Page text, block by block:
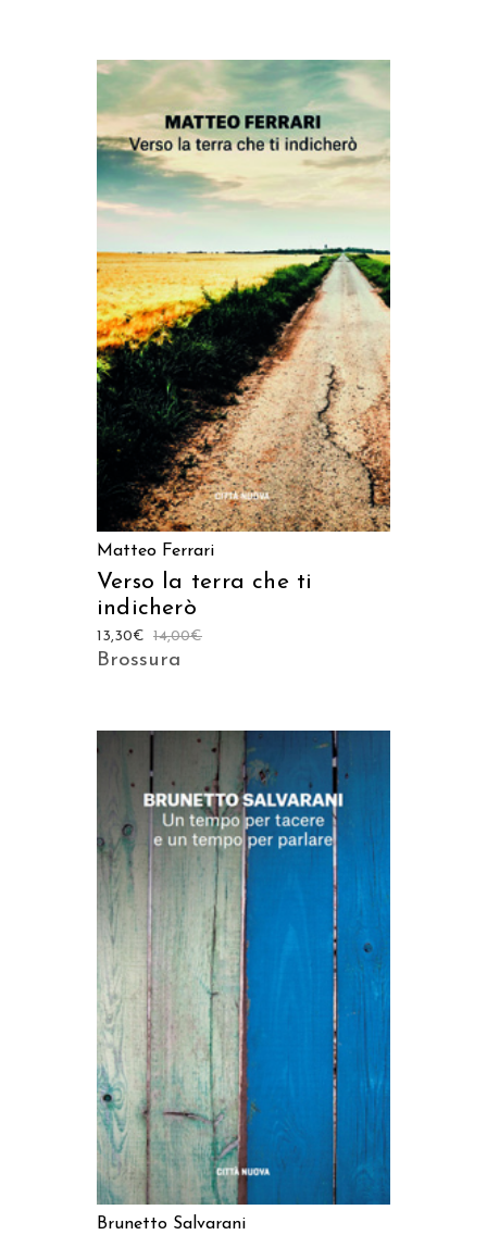
AGGIUNGI AL CARRELLO
Matteo Ferrari
Verso la terra che ti
indicherò
14,00€
13,30€
Brossura
AGGIUNGI AL CARRELLO
Brunetto Salvarani